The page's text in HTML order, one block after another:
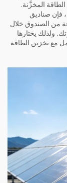
الطاقة المخزَّنة.
فإن صناديق
من الصندوق خلال
ولذلك يختارها
معتخزين الطاقة